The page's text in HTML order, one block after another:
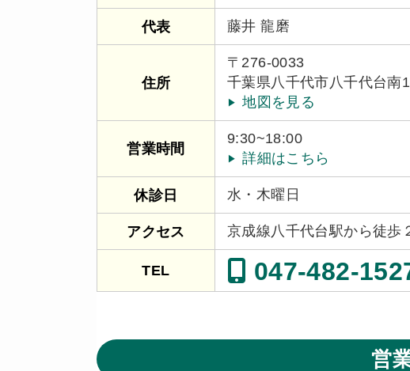
代表 藤井 龍磨
住所
〒276-0033
千葉県八千代市八千代台南
地図を見る
営業時間
9:30~18:00
詳細はこちら
休診日 水・木曜日
アクセス 京成線八千代台駅から徒歩
TEL 047-482-
営